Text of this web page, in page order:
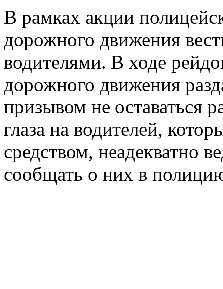
В рамках акции
дорожного движения
водителями. В ходе
дорожного движения
призывом не оставаться
глаза на водителей,
средством, неадекватно
сообщать о них в